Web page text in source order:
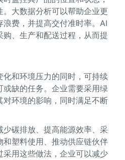
大数据分析可以帮助企业更
费，并提高交付准时率。AI
、生产和配送过程，从而提
和环境压力的同时，可持续
缺的任务。企业需要采用绿
环境的影响，同时满足不断
碳排放、提高能源效率、采
和塑料使用、推动供应链伙伴
采用这些做法，企业可以减少